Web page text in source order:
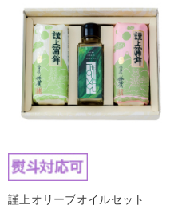
謹上オリーブオイルセット